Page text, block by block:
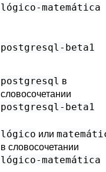
lógico-matemática
postgresql-beta1
postgresql в
словосочетании
postgresql-beta1
lógico или
в словосочетании
lógico-matemática